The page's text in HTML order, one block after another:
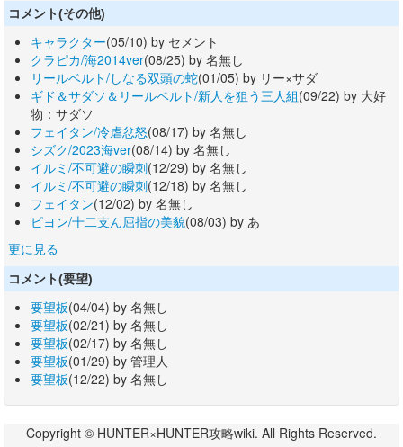
コメント(その他)
キャラクター(05/10) by セメント
クラピカ/海2014ver(08/25) by 名無し
リールベルト/しなる双頭の蛇(01/05) by リー×サダ
ギド＆サダソ＆リールベルト/新人を狙う三人組(09/22) by 大好
物：サダソ
フェイタン/冷虐忿怒(08/17) by 名無し
シズク/2023海ver(08/14) by 名無し
イルミ/不可避の瞬刺(12/29) by 名無し
イルミ/不可避の瞬刺(12/18) by 名無し
フェイタン(12/02) by 名無し
ピヨン/十二支ん屈指の美貌(08/03) by あ
更に見る
コメント(要望)
要望板(04/04) by 名無し
要望板(02/21) by 名無し
要望板(02/17) by 名無し
要望板(01/29) by 管理人
要望板(12/22) by 名無し
Copyright © HUNTER×HUNTER攻略wiki. All Rights Reserved.